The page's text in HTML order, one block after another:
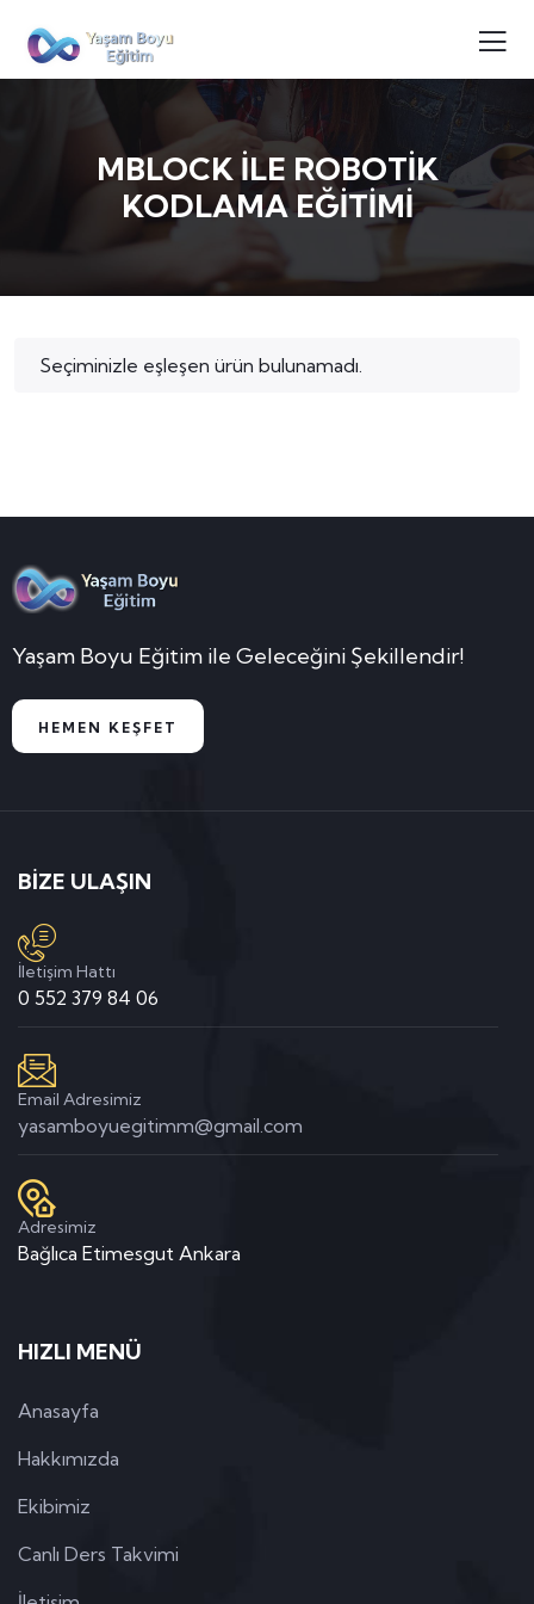
MBLOCK İLE ROBOTİK
KODLAMA EĞİTİMİ
Seçiminizle eşleşen ürün bulunamadı.
Yaşam Boyu Eğitim ile Geleceğini Şekillendir!
HEMEN KEŞFET
BİZE ULAŞIN
İletişim Hattı
0 552 379 84 06
Email Adresimiz
yasamboyuegitimm@gmail.com
Adresimiz
Bağlıca Etimesgut Ankara
HIZLI MENÜ
Anasayfa
Hakkımızda
Ekibimiz
Canlı Ders Takvimi